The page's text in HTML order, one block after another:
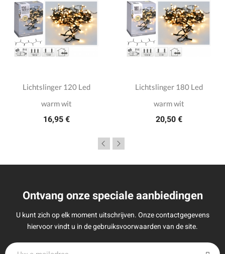
Lichtslinger 120 Led
warm wit
16,95 €
Lichtslinger 180 Led
warm wit
20,50 €
Ontvang onze speciale aanbiedingen
U kunt zich op elk moment uitschrijven. Onze contactgegevens
hiervoor vindt u in de gebruiksvoorwaarden van de site.